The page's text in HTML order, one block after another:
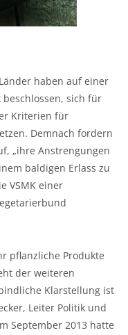
haben auf einer
sich für
Kriterien für
Demnach fordern
„ihre Anstrengungen
baldigen Erlass zu
VSMK einer
pflanzliche Produkte
der weiteren
Klarstellung ist
Leiter Politik und
September 2013 hatte